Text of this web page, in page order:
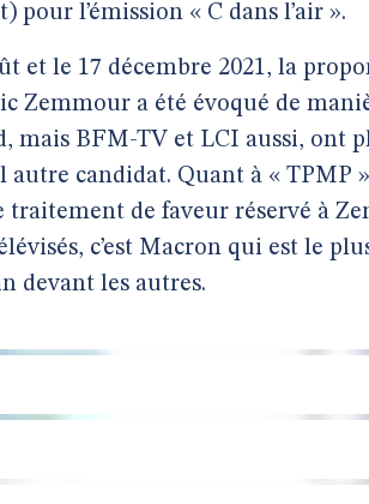
pour l’émission « C dans l’air ».
et le 17 décembre 2021, la
Zemmour a été évoqué de
mais BFM-TV et LCI aussi, ont
autre candidat. Quant à « TPMP
traitement de faveur réservé à
c’est Macron qui est le
devant les autres.